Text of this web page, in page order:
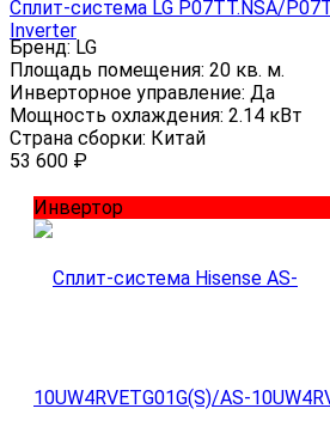
Сплит-система LG P07TT.NSA/
Inverter
Бренд: LG
Площадь помещения: 20 кв. м.
Инверторное управление: Да
Мощность охлаждения: 2.14 кВт
Страна сборки: Китай
53 600 ₽
Инвертор